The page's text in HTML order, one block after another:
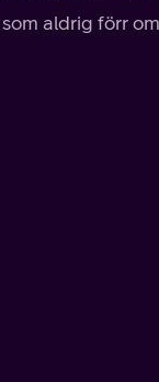
aldrig förr